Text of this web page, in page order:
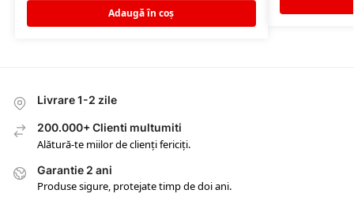
Adaugă în coș
Livrare 1-2 zile
200.000+ Clienti multumiti
Alătură-te miilor de clienți fericiți.
Garantie 2 ani
Produse sigure, protejate timp de doi ani.